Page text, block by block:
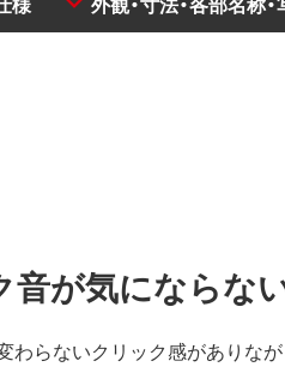
音が気にならな
わらないクリック感がありな